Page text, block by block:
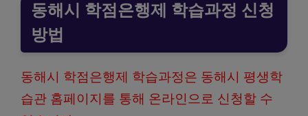
동해시 학점은행제 학습과정 신청
방법
동해시 학점은행제 학습과정은 동해시 평생학
습관 홈페이지를 통해 온라인으로 신청할 수